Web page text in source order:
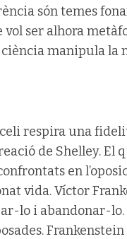
són temes
ser alhora
manipula la
respira una
de Shelley. El
en
vida. Víctor
lo i abandonar-lo.